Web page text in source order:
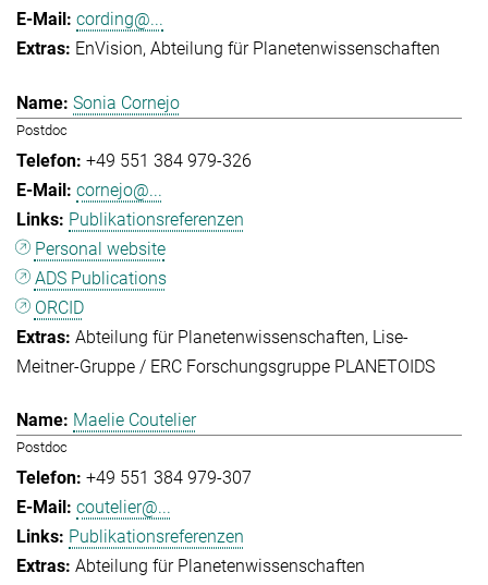
cording@...
EnVision Abteilung für Planetenwissenschaften
Sonia Cornejo
Postdoc
+49 551 384 979-326
cornejo@...
Publikationsreferenzen
Personal website
ADS Publications
ORCID
Abteilung für Planetenwissenschaften Lise-
Meitner-Gruppe / ERC Forschungsgruppe PLANETOIDS
Maelie Coutelier
Postdoc
+49 551 384 979-307
coutelier@...
Publikationsreferenzen
Abteilung für Planetenwissenschaften